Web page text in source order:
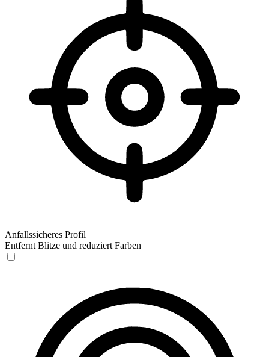
Anfallssicheres Profil
Entfernt Blitze und reduziert Farben